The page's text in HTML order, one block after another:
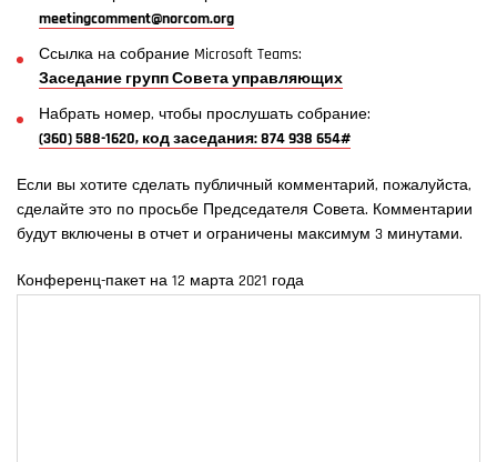
meetingcomment@norcom.org
Ссылка на собрание Microsoft Teams:
Заседание групп Совета управляющих
Набрать номер, чтобы прослушать собрание:
(360) 588-1620, код заседания: 874 938 654#
Если вы хотите сделать публичный комментарий, пожалуйста,
сделайте это по просьбе Председателя Совета. Комментарии
будут включены в отчет и ограничены максимум 3 минутами.
Конференц-пакет на 12 марта 2021 года